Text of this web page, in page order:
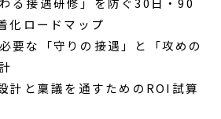
化ロードマップ
要な「守りの接遇」と「攻めの
計と稟議を通すためのROI試算